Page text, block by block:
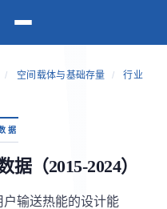
/ 空间载体与基础存量 /
行业
据
据（2015-2024）
输送热能的设计能